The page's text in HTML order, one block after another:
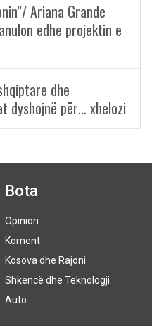
Ariana Grande
edhe projektin e
dhe
dyshojnë për… xhelozi
Bota
Opinion
Koment
Kosova dhe Rajoni
Shkencë dhe Teknologji
Auto